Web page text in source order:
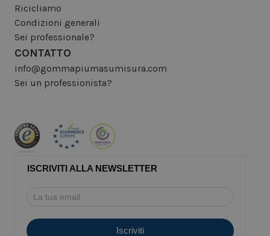
Ricicliamo
Condizioni generali
Sei professionale?
CONTATTO
info@gommapiumasumisura.com
Sei un professionista?
ISCRIVITI ALLA NEWSLETTER